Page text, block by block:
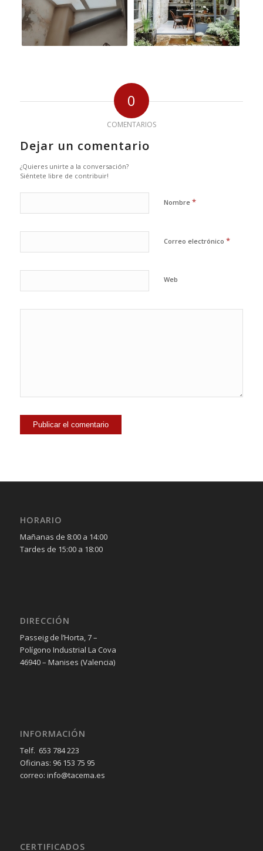
0
COMENTARIOS
Dejar un comentario
¿Quieres unirte a la conversación?
Siéntete libre de contribuir!
Nombre *
Correo electrónico *
Web
HORARIO
Mañanas de 8:00 a 14:00
Tardes de 15:00 a 18:00
DIRECCIÓN
Passeig de l’Horta, 7 –
Polígono Industrial La Cova
46940 – Manises (Valencia)
INFORMACIÓN
Telf. 653 784 223
Oficinas: 96 153 75 95
correo: info@tacema.es
CERTIFICADOS